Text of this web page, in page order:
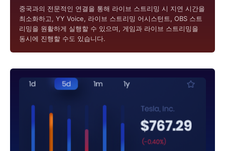
중국과의 전문적인 연결을 통해 라이브 스트리밍 시 지연 시간을
최소화하고, YY Voice, 라이브 스트리밍 어시스턴트, OBS 스트
리밍을 원활하게 실행할 수 있으며, 게임과 라이브 스트리밍을
동시에 진행할 수도 있습니다.